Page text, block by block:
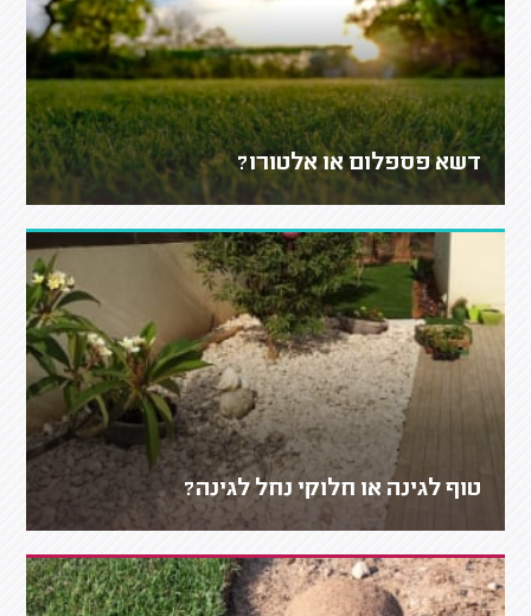
דשא פספלום או אלטורו?
טוף לגינה או חלוקי נחל לגינה?